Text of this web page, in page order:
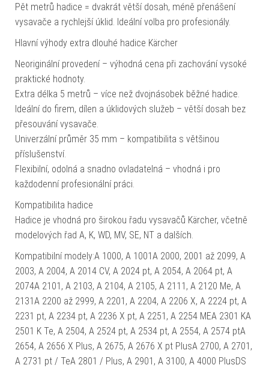
Pět metrů hadice = dvakrát větší dosah, méně přenášení
vysavače a rychlejší úklid. Ideální volba pro profesionály.
Hlavní výhody extra dlouhé hadice Kärcher
Neoriginální provedení – výhodná cena při zachování vysoké
praktické hodnoty.
Extra délka 5 metrů – více než dvojnásobek běžné hadice.
Ideální do firem, dílen a úklidových služeb – větší dosah bez
přesouvání vysavače.
Univerzální průměr 35 mm – kompatibilita s většinou
příslušenství.
Flexibilní, odolná a snadno ovladatelná – vhodná i pro
každodenní profesionální práci.
Kompatibilita hadice
Hadice je vhodná pro širokou řadu vysavačů Kärcher, včetně
modelových řad A, K, WD, MV, SE, NT a dalších.
Kompatibilní modely:A 1000, A 1001A 2000, 2001 až 2099, A
2003, A 2004, A 2014 CV, A 2024 pt, A 2054, A 2064 pt, A
2074A 2101, A 2103, A 2104, A 2105, A 2111, A 2120 Me, A
2131A 2200 až 2999, A 2201, A 2204, A 2206 X, A 2224 pt, A
2231 pt, A 2234 pt, A 2236 X pt, A 2251, A 2254 MEA 2301 KA
2501 K Te, A 2504, A 2524 pt, A 2534 pt, A 2554, A 2574 ptA
2654, A 2656 X Plus, A 2675, A 2676 X pt PlusA 2700, A 2701,
A 2731 pt / TeA 2801 / Plus, A 2901, A 3100, A 4000 PlusDS